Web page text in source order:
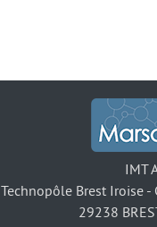
IMT
Technopôle Brest Iroise -
29238